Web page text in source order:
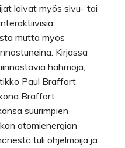
loivat myös sivu- tai
mutta myös
Kirjassa
hahmoja,
Paul Braffort
Braffort
suurimpien
atomienergian
tuli ohjelmoija ja